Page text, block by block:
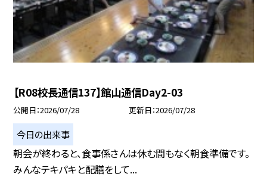
【R08校長通信137】館山通信Day2-03
公開日 2026/07/28 更新日 2026/07/28
今日の出来事
朝会が終わると、食事係さんは休む間もなく朝食準備です。
みんなテキパキと配膳をして...